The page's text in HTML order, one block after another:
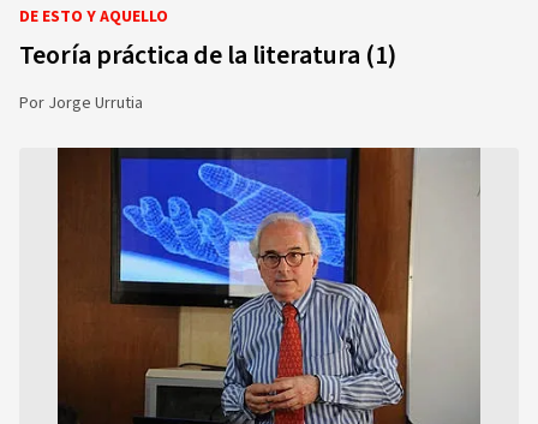
DE ESTO Y AQUELLO
Teoría práctica de la literatura (1)
Por Jorge Urrutia